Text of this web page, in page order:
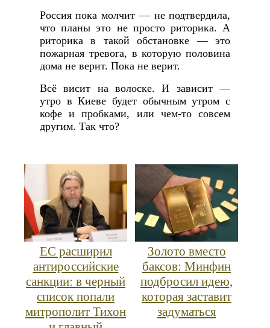
Россия пока молчит — не подтвердила,
что планы это не просто риторика. А
риторика в такой обстановке — это
пожарная тревога, в которую половина
дома не верит. Пока не верит.
Всё висит на волоске. И зависит —
утро в Киеве будет обычным утром с
кофе и пробками, или чем-то совсем
другим. Так что?
ЕС расширил
антироссийские
санкции: в черный
список попали
митрополит Тихон
Золото вместо
баксов: Минфин
подбросил идею,
которая заставит
задуматься